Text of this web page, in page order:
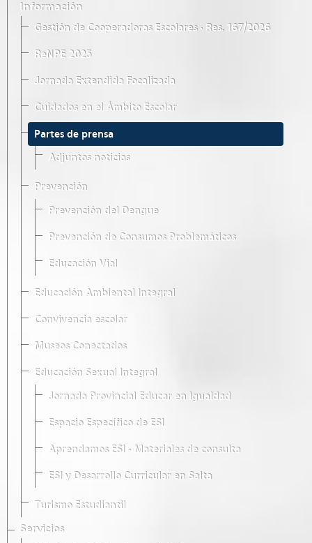
Información
Gestión de Cooperadoras Escolares · Res. 167/2026
ReNPE 2025
Jornada Extendida Focalizada
Cuidados en el Ámbito Escolar
Partes de prensa
Adjuntos noticias
Prevención
Prevención del Dengue
Prevención de Consumos Problemáticos
Educación Vial
Educación Ambiental Integral
Convivencia escolar
Museos Conectados
Educación Sexual Integral
Jornada Provincial Educar en Igualdad
Espacio Específico de ESI
Aprendamos ESI - Materiales de consulta
ESI y Desarrollo Curricular en Salta
Turismo Estudiantil
Servicios